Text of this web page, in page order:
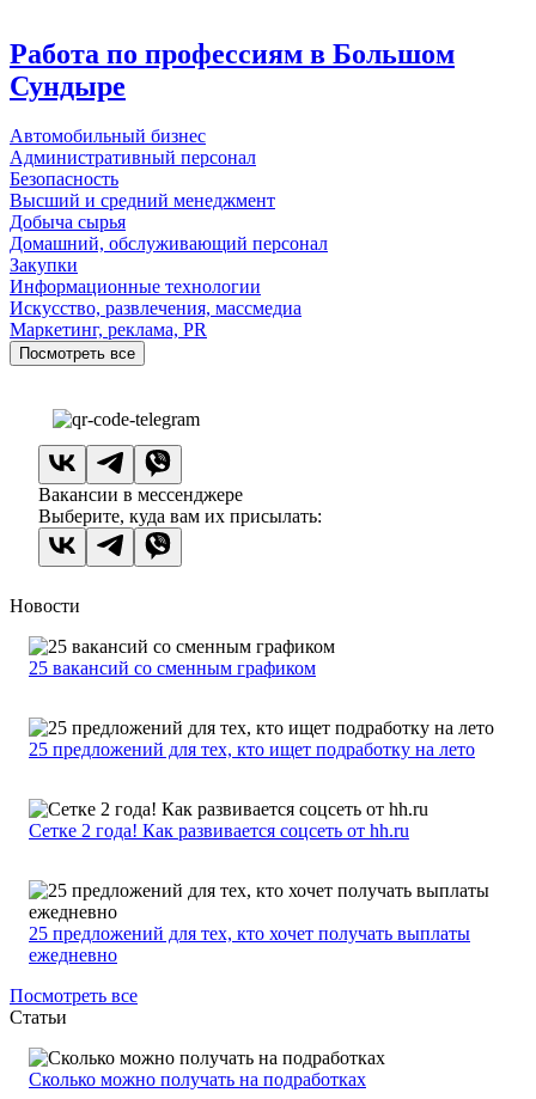
Работа по профессиям в Большом
Сундыре
Автомобильный бизнес
Административный персонал
Безопасность
Высший и средний менеджмент
Добыча сырья
Домашний, обслуживающий персонал
Закупки
Информационные технологии
Искусство, развлечения, массмедиа
Маркетинг, реклама, PR
Посмотреть все
Вакансии в мессенджере
Выберите, куда вам их присылать:
Новости
25 вакансий со сменным графиком
25 предложений для тех, кто ищет подработку на лето
Сетке 2 года! Как развивается соцсеть от hh.ru
25 предложений для тех, кто хочет получать выплаты
ежедневно
Посмотреть все
Статьи
Сколько можно получать на подработках